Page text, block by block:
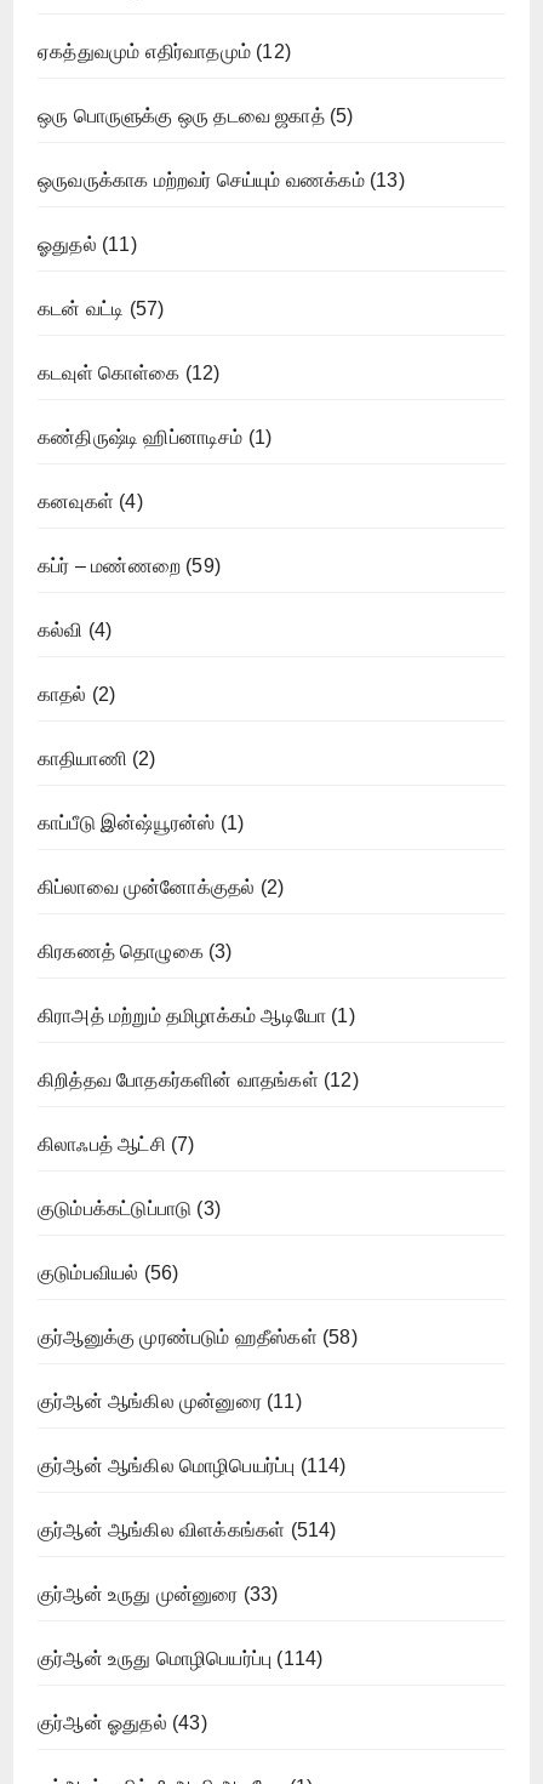
ஏகத்துவமும் எதிர்வாதமும் (12)
ஒரு பொருளுக்கு ஒரு தடவை ஜகாத்(5)
ஒருவருக்காக மற்றவர் செய்யும் வணக்கம்(13)
ஓதுதல் (11)
கடன் வட்டி (57)
கடவுள் கொள்கை (12)
கண்திருஷ்டி ஹிப்னாடிசம் (1)
கனவுகள் (4)
கப்ர் – மண்ணறை (59)
கல்வி (4)
காதல் (2)
காதியாணி (2)
காப்பீடு இன்ஷ்யூரன்ஸ் (1)
கிப்லாவை முன்னோக்குதல் (2)
கிரகணத் தொழுகை(3)
கிராஅத் மற்றும் தமிழாக்கம் ஆடியோ (1)
கிறித்தவ போதகர்களின் வாதங்கள் (12)
கிலாஃபத் ஆட்சி (7)
குடும்பக்கட்டுப்பாடு (3)
குடும்பவியல் (56)
குர்ஆனுக்கு முரண்படும் ஹதீஸ்கள் (58)
குர்ஆன் ஆங்கில முன்னுரை(11)
குர்ஆன் ஆங்கில மொழிபெயர்ப்பு (114)
குர்ஆன் ஆங்கில விளக்கங்கள் (514)
குர்ஆன் உருது முன்னுரை (33)
குர்ஆன் உருது மொழிபெயர்ப்பு (114)
குர்ஆன் ஓதுதல் (43)